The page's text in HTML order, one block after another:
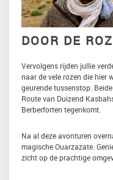
DOOR DE
Vervolgens rijden jullie
naar de vele rozen die hier
geurende tussenstop.
Route van Duizend
Berberforten tegenkomt.
Na al deze avonturen
magische Ouarzazate.
zicht op de prachtige